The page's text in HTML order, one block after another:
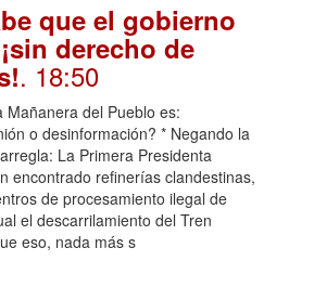
que el gobierno
derecho de
. 18:50
Mañanera del Pueblo es:
o desinformación? * Negando la
La Primera Presidenta
encontrado refinerías clandestinas,
de procesamiento ilegal de
el descarrilamiento del Tren
eso, nada más s